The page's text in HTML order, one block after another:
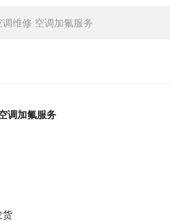
维修 空调加氟服务
调加氟服务
货